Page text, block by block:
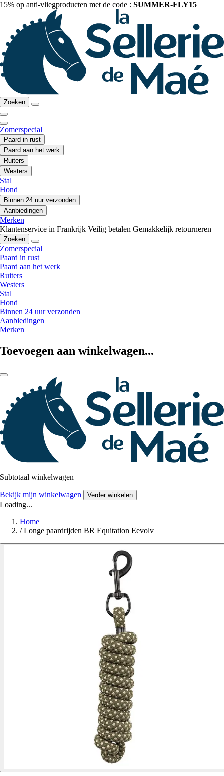
15% op anti-vliegproducten met de code : SUMMER-FLY15
Zoeken
Zomerspecial
Paard in rust
Paard aan het werk
Ruiters
Westers
Stal
Hond
Binnen 24 uur verzonden
Aanbiedingen
Merken
Klantenservice in Frankrijk Veilig betalen Gemakkelijk retourneren
Zoeken
Zomerspecial
Paard in rust
Paard aan het werk
Ruiters
Westers
Stal
Hond
Binnen 24 uur verzonden
Aanbiedingen
Merken
Toevoegen aan winkelwagen...
Subtotaal winkelwagen
Bekijk mijn winkelwagen Verder winkelen
Loading...
Home
/ Longe paardrijden BR Equitation Eevolv